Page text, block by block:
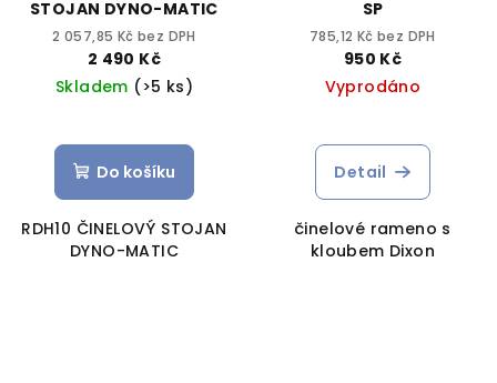
STOJAN DYNO-MATIC
2 057,85 Kč bez DPH
2 490 Kč
Skladem (>5 ks)
Do košíku
RDH10 ČINELOVÝ STOJAN
DYNO-MATIC
SP
785,12 Kč bez DPH
950 Kč
Vyprodáno
Detail
činelové rameno s
kloubem Dixon